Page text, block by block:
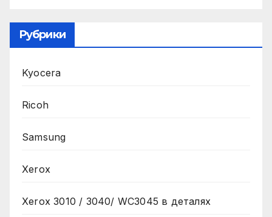
Рубрики
Kyocera
Ricoh
Samsung
Xerox
Xerox 3010 / 3040/ WC3045 в деталях